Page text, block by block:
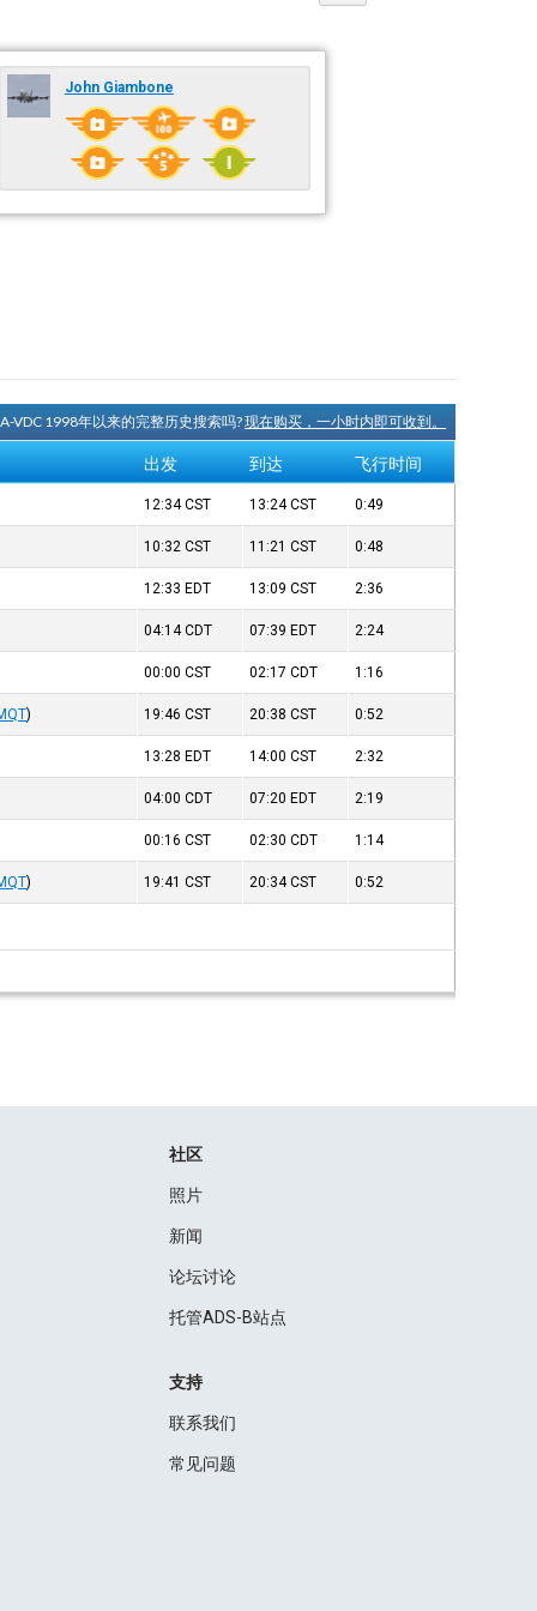
John Giambone
VDC 1998年以来的完整历史搜索吗?现在购买，一小时内即可收到。
出发 到达 飞行时间
12:34CST 13:24CST 0:49
10:32CST 11:21CST 0:48
12:33 EDT 13:09CST 2:36
04:14CDT 07:39 EDT 2:24
00:00CST 02:17CDT 1:16
) 19:46CST 20:38CST 0:52
13:28 EDT 14:00CST 2:32
04:00CDT 07:20 EDT 2:19
00:16CST 02:30CDT 1:14
) 19:41CST 20:34CST 0:52
社区
照片
新闻
论坛讨论
托管ADS-B站点
支持
联系我们
常见问题